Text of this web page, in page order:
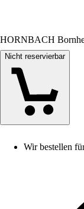
HORNBACH
Nicht reservierbar
Wir bestellen